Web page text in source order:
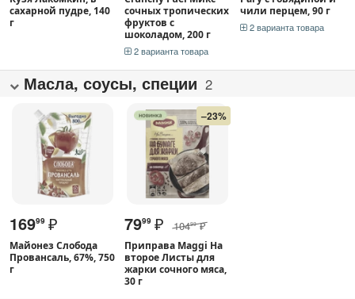
сахарной пудре, 140
г
сочных тропических
фруктов с
шоколадом, 200 г
2 варианта товара
чили перцем, 90 г
2 варианта товара
Масла, соусы, специи 2
16999 ₽
Майонез Слобода
Провансаль, 67%, 750
г
–23%
7999 ₽ 10499 ₽
Приправа Maggi На
второе Листы для
жарки сочного мяса,
30 г